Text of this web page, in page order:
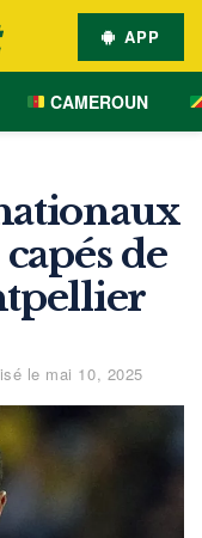
APP
CAMEROUN
de
le mai 10, 2025